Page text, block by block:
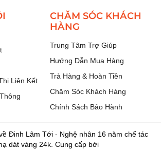
Liên Kết
CHĂM SÓC KHÁCH
HÀNG
Trung Tâm Trợ Giúp
Hướng Dẫn Mua Hàng
Trả Hàng & Hoàn Tiền
Chăm Sóc Khách Hàng
Chính Sách Bảo Hành
Đinh Lâm Tới - Nghệ nhân 16 năm chế tác
dát vàng 24k. Cung cấp bởi